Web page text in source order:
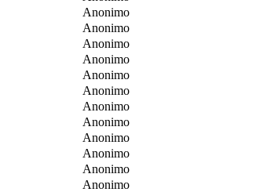
Anonimo
Anonimo
Anonimo
Anonimo
Anonimo
Anonimo
Anonimo
Anonimo
Anonimo
Anonimo
Anonimo
Anonimo